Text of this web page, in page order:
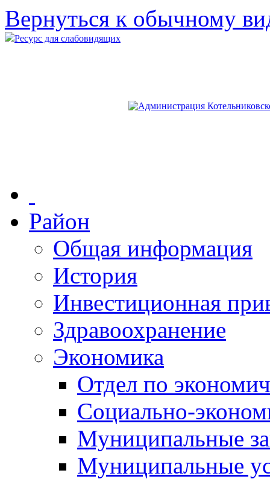
Вернуться к обычному
Ресурс для слабовидящих
Район
Общая информация
История
Инвестиционная
Здравоохранение
Экономика
Отдел по
Социально-
Муниципальные
Муниципальные